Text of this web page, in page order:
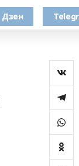
Дзен